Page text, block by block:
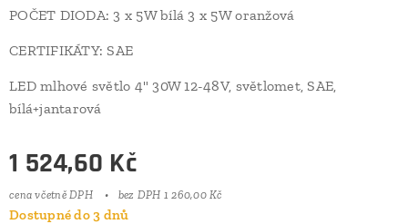
POČET DIODA: 3 x 5W bílá 3 x 5W oranžová
CERTIFIKÁTY: SAE
LED mlhové světlo 4" 30W 12-48V, světlomet, SAE,
bílá+jantarová
1 524,60 Kč
cena včetně DPH bez DPH 1 260,00 Kč
Dostupné do 3 dnů